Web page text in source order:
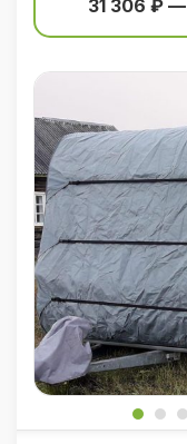
31 306 ₽ —